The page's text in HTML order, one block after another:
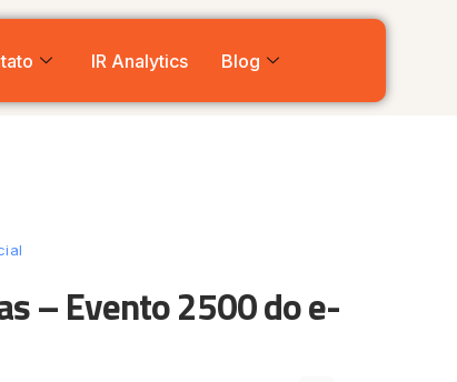
IR Analytics Blog
– Evento 2500 do e-